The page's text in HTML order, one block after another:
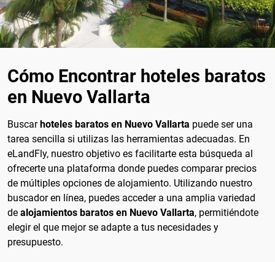
Cómo Encontrar hoteles baratos
en Nuevo Vallarta
Buscar hoteles baratos en Nuevo Vallarta puede ser una
tarea sencilla si utilizas las herramientas adecuadas. En
eLandFly, nuestro objetivo es facilitarte esta búsqueda al
ofrecerte una plataforma donde puedes comparar precios
de múltiples opciones de alojamiento. Utilizando nuestro
buscador en línea, puedes acceder a una amplia variedad
de alojamientos baratos en Nuevo Vallarta, permitiéndote
elegir el que mejor se adapte a tus necesidades y
presupuesto.